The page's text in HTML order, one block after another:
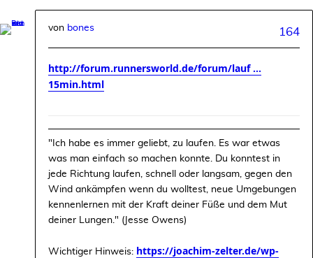
164
von bones
http://forum.runnersworld.de/forum/lauf ...
15min.html
"Ich habe es immer geliebt, zu laufen. Es war etwas
was man einfach so machen konnte. Du konntest in
jede Richtung laufen, schnell oder langsam, gegen den
Wind ankämpfen wenn du wolltest, neue Umgebungen
kennenlernen mit der Kraft deiner Füße und dem Mut
deiner Lungen." (Jesse Owens)
Wichtiger Hinweis: https://joachim-zelter.de/wp-